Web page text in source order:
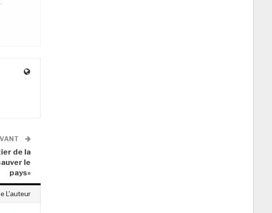
de la
le
pays»
L'auteur